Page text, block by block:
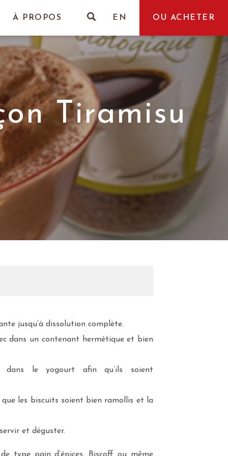
À PROPOS EN OU ACHETER
Tiramisu
jusqu’à dissolution complète.
dans un contenant hermétique et bien
dans le yogourt afin qu’ils soient
que les biscuits soient bien ramollis et la
et déguster.